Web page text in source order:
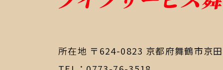
所在地 〒624-0823 京都府舞鶴市京